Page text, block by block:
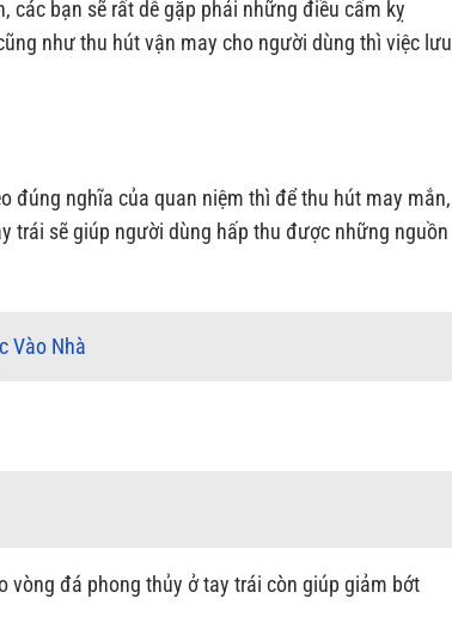
các bạn sẽ rất dễ gặp phải những điều cấm kỵ
như thu hút vận may cho người dùng thì việc lưu
đúng nghĩa của quan niệm thì để thu hút may mắn,
trái sẽ giúp người dùng hấp thu được những nguồn
Vào Nhà
vòng đá phong thủy ở tay trái còn giúp giảm bớt